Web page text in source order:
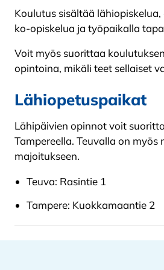
Koulutus sisältää
ko-opiskelua ja työpaikalla
Voit myös suorittaa
opintoina, mikäli teet sellaiset
Lähiopetuspaikat
Lähipäivien opinnot voit
Tampereella. Teuvalla on myös
majoitukseen.
Teuva: Rasintie 1
Tampere: Kuokkamaantie 2